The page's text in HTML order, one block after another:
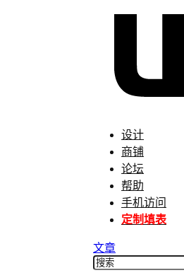
设计
商铺
论坛
帮助
手机访问
定制填表
文章